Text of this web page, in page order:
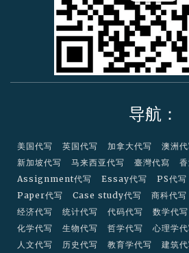
导航：
美国代写 英国代写 加拿大代写 澳洲
新加坡代写
马来西亚代写 臺灣代寫
Assignment代写
Essay代写 PS代写
Paper代写
Case study代写 商科代写
经济代写
统计代写 代码代写 数学代写
化学代写
生物代写 哲学代写 心理学
人文代写
历史代写 教育学代写 建筑